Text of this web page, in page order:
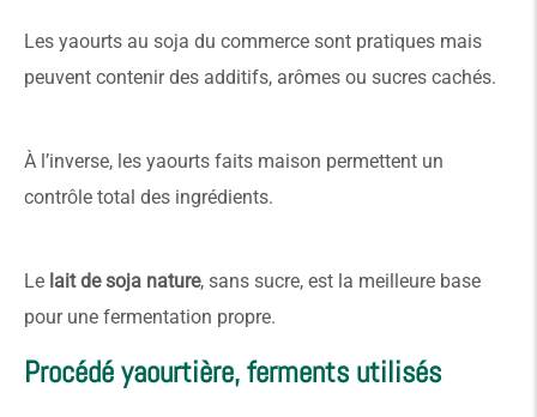
Les yaourts au soja du commerce sont pratiques mais
peuvent contenir des additifs, arômes ou sucres cachés.
À l’inverse, les yaourts faits maison permettent un
contrôle total des ingrédients.
Le lait de soja nature, sans sucre, est la meilleure base
pour une fermentation propre.
Procédé yaourtière, ferments utilisés